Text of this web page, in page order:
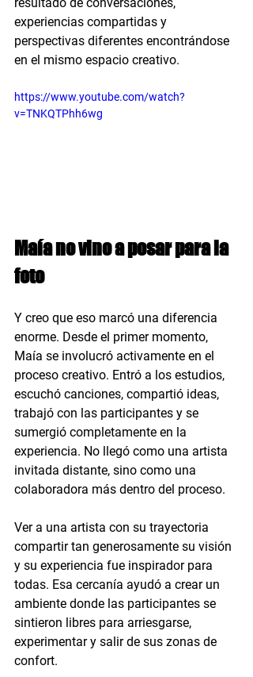
experiencias compartidas y
perspectivas diferentes encontrándose
en el mismo espacio creativo.
https://www.youtube.com/watch?
v=TNKQTPhh6wg
Maía no vino a posar para la
foto
Y creo que eso marcó una diferencia
enorme. Desde el primer momento,
Maía se involucró activamente en el
proceso creativo. Entró a los estudios,
escuchó canciones, compartió ideas,
trabajó con las participantes y se
sumergió completamente en la
experiencia. No llegó como una artista
invitada distante, sino como una
colaboradora más dentro del proceso.
Ver a una artista con su trayectoria
compartir tan generosamente su visión
y su experiencia fue inspirador para
todas. Esa cercanía ayudó a crear un
ambiente donde las participantes se
sintieron libres para arriesgarse,
experimentar y salir de sus zonas de
confort.